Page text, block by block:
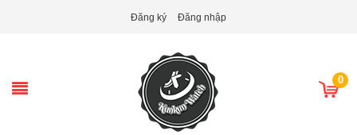
Đăng ký Đăng nhập
0